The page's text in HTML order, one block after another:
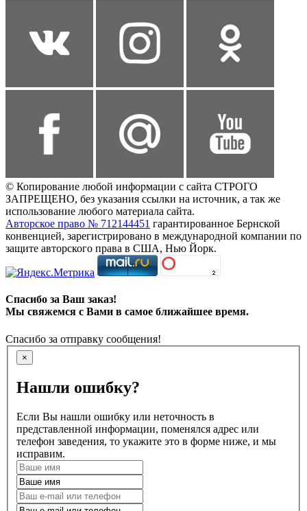
© Копирование любой информации с сайта СТРОГО
ЗАПРЕЩЕНО, без указания ссылки на источник, а так же
использование любого материала сайта.
Авторское право № 712144451 гарантированное Бернской
конвенцией, зарегистрировано в международной компании по
защите авторского права в США, Нью Йорк.
Спасибо за Ваш заказ!
Мы свяжемся с Вами в самое ближайшее время.
Спасибо за отправку сообщения!
×
Нашли ошибку?
Если Вы нашли ошибку или неточность в
представленной информации, поменялся адрес или
телефон заведения, то укажите это в форме ниже, и мы
исправим.